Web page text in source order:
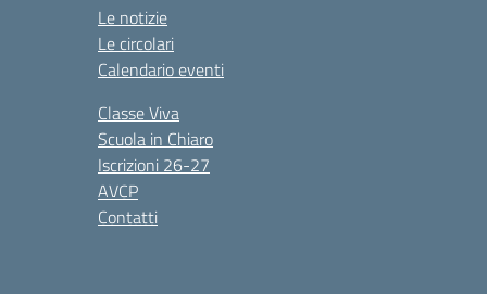
Le notizie
Le circolari
Calendario eventi
Classe Viva
Scuola in Chiaro
Iscrizioni 26-27
AVCP
Contatti